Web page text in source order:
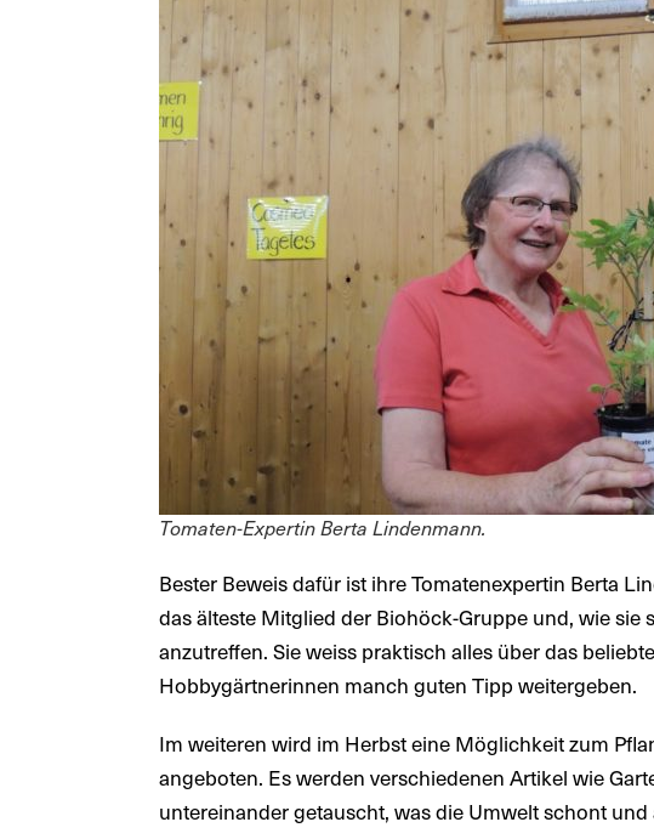
Tomaten-Expertin Berta Lindenmann.
Bester Beweis dafür ist ihre Tomatenexpertin Berta
das älteste Mitglied der Biohöck-Gruppe und, wie sie
anzutreffen. Sie weiss praktisch alles über das
Hobbygärtnerinnen manch guten Tipp weitergeben.
Im weiteren wird im Herbst eine Möglichkeit zum
angeboten. Es werden verschiedenen Artikel wie
untereinander getauscht, was die Umwelt schont